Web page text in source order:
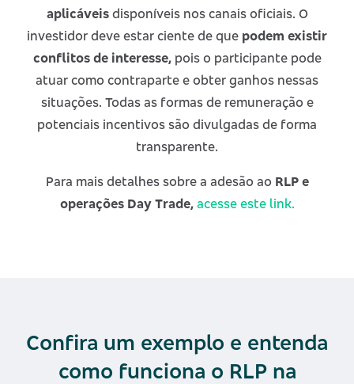
aplicáveisdisponíveis nos canais oficiais. O
investidor deve estar ciente de que podem existir
conflitos de interesse,pois o participante pode
atuar como contraparte e obter ganhos nessas
situações. Todas as formas de remuneração e
potenciais incentivos são divulgadas de forma
transparente.
Para mais detalhes sobre a adesão ao RLP e
operações Day Trade, acesse este link.
Confira um exemplo e entenda
como funciona o RLP na